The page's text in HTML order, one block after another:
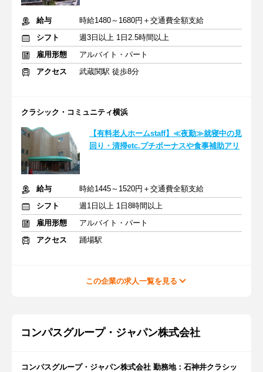
給与
時給1480～1680円＋交通費全額支給
シフト
週3日以上 1日2.5時間以上
雇用形態
アルバイト・パート
アクセス
武蔵関駅 徒歩8分
クラシック・コミュニティ横浜
【有料老人ホームstaff】≪夜勤≫就寝中の見
回り・清掃etc.プチボーナスや食事補助アリ
給与
時給1445～1520円＋交通費全額支給
シフト
週1日以上 1日8時間以上
雇用形態
アルバイト・パート
アクセス
踊場駅
この企業の求人一覧を見る
コンパスグループ・ジャパン株式会社
コンパスグループ・ジャパン株式会社 勤務地：石神井クラシッ